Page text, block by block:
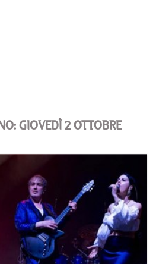
GIOVEDÌ 2 OTTOBRE